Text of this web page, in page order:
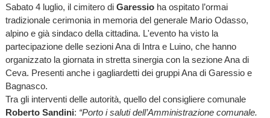
Sabato 4 luglio, il cimitero di Garessioha ospitato l’ormai
tradizionale cerimonia in memoria del generale Mario Odasso,
alpino e già sindaco della cittadina. L'evento ha visto la
partecipazione delle sezioni Ana di Intra e Luino, che hanno
organizzato la giornata in stretta sinergia con la sezione Ana di
Ceva. Presenti anche i gagliardetti dei gruppi Ana di Garessio e
Bagnasco.
Tra gli interventi delle autorità, quello del consigliere comunale
Roberto Sandini: “Porto i saluti dell’Amministrazione comunale.